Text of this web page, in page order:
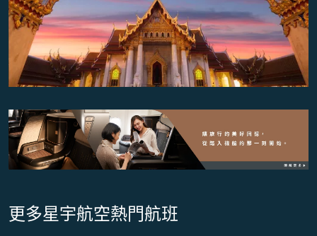
更多星宇航空熱門航班